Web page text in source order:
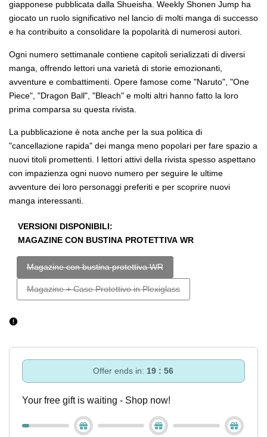
giapponese pubblicata dalla Shueisha. Weekly Shonen Jump ha
giocato un ruolo significativo nel lancio di molti manga di successo
e ha contribuito a consolidare la popolarità di numerosi autori.
Ogni numero settimanale contiene capitoli serializzati di diversi
manga, offrendo lettori una varietà di storie emozionanti,
avventure e combattimenti. Opere famose come "Naruto", "One
Piece", "Dragon Ball", "Bleach" e molti altri hanno fatto la loro
prima comparsa su questa rivista.
La pubblicazione è nota anche per la sua politica di
"cancellazione rapida" dei manga meno popolari per fare spazio a
nuovi titoli promettenti. I lettori attivi della rivista spesso aspettano
con impazienza ogni nuovo numero per seguire le ultime
avventure dei loro personaggi preferiti e per scoprire nuovi
manga interessanti.
VERSIONI DISPONIBILI:
MAGAZINE CON BUSTINA PROTETTIVA WR
Esaurito
Magazine con bustina protettiva WR
Esaurito
Magazine + Case Protettivo in Plexiglass
Offer ends in: 19 : 55
Your free gift is waiting - Shop now!